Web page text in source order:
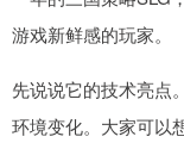
游戏新鲜感的玩家。
先说说它的技术亮点
环境变化。大家可以